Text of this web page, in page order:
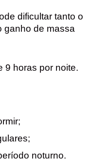
dificultar tanto o
ganho de massa
9 horas por noite.
noturno.